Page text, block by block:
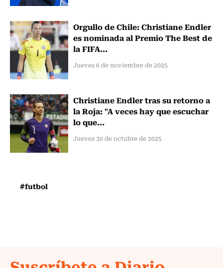
Orgullo de Chile: Christiane Endler
es nominada al Premio The Best de
la FIFA...
Jueves 6 de noviembre de 2025
Christiane Endler tras su retorno a
la Roja: "A veces hay que escuchar
lo que...
Jueves 30 de octubre de 2025
#futbol